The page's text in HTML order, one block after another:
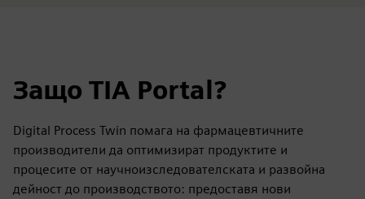
Защо TIA Portal?
Digital Process Twin помага на фармацевтичните
производители да оптимизират продуктите и
процесите от научноизследователската и развойна
дейност до производството: предоставя нови